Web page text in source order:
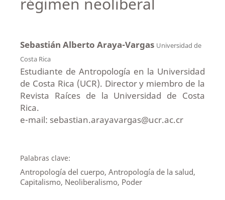
Sebastián Alberto Araya-Vargas Universidad de
Costa Rica
Estudiante de Antropología en la Universidad
de Costa Rica (UCR). Director y miembro de la
Revista Raíces de la Universidad de Costa
Rica.
e-mail: sebastian.arayavargas@ucr.ac.cr
Palabras clave:
Antropología del cuerpo, Antropología de la salud,
Capitalismo, Neoliberalismo, Poder